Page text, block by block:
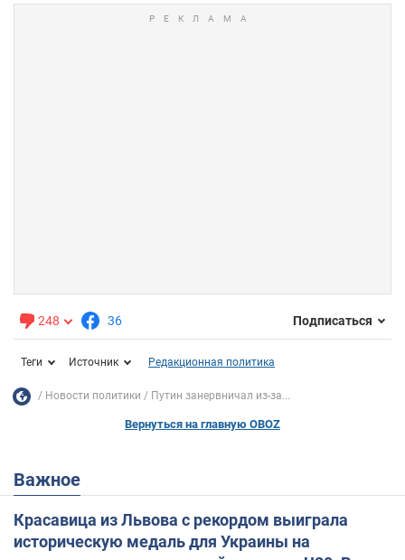
248 36 Подписаться
Теги Источник Редакционная политика
Новости политики Путин занервничал из-за...
Вернуться на главную OBOZ
Важное
Красавица из Львова с рекордом выиграла
историческую медаль для Украины на